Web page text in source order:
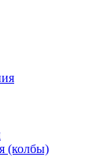
(колбы)